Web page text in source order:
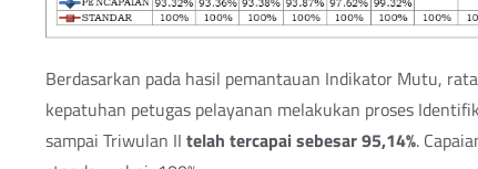
Berdasarkan pada hasil pemantauan Indikator Mutu,
kepatuhan petugas pelayanan melakukan proses
sampai Triwulan II telah tercapai sebesar 95,14%.